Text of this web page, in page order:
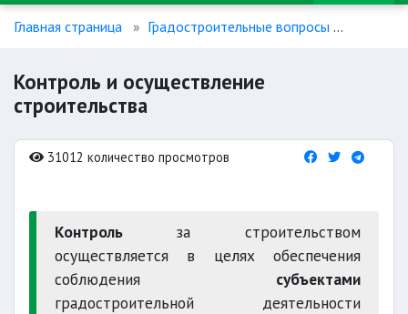
Главная страница Градостроительные вопросы
Контроль и осуществление
строительства
31012 количество просмотров
Контроль за строительством
осуществляется в целях обеспечения
соблюдения субъектами
градостроительной деятельности